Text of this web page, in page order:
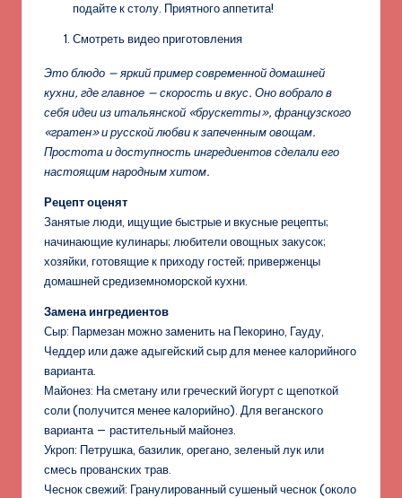
подайте к столу. Приятного аппетита!
Смотреть видео приготовления
Это блюдо — яркий пример современной домашней
кухни, где главное — скорость и вкус. Оно вобрало в
себя идеи из итальянской «брускетты», французского
«гратен» и русской любви к запеченным овощам.
Простота и доступность ингредиентов сделали его
настоящим народным хитом.
Рецепт оценят
Занятые люди, ищущие быстрые и вкусные рецепты;
начинающие кулинары; любители овощных закусок;
хозяйки, готовящие к приходу гостей; приверженцы
домашней средиземноморской кухни.
Замена ингредиентов
Сыр: Пармезан можно заменить на Пекорино, Гауду,
Чеддер или даже адыгейский сыр для менее калорийного
варианта.
Майонез: На сметану или греческий йогурт с щепоткой
соли (получится менее калорийно). Для веганского
варианта — растительный майонез.
Укроп: Петрушка, базилик, орегано, зеленый лук или
смесь прованских трав.
Чеснок свежий: Гранулированный сушеный чеснок (около